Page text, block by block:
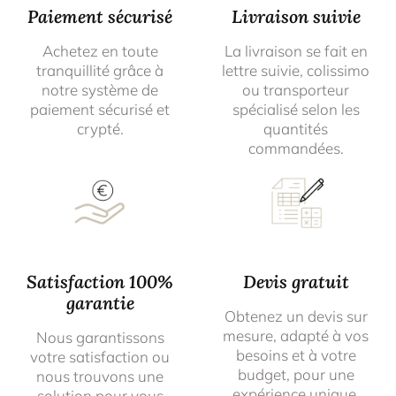
Paiement sécurisé
Achetez en toute
tranquillité grâce à
notre système de
paiement sécurisé et
crypté.
Livraison suivie
La livraison se fait en
lettre suivie, colissimo
ou transporteur
spécialisé selon les
quantités
commandées.
Satisfaction 100%
garantie
Nous garantissons
votre satisfaction ou
nous trouvons une
Devis gratuit
Obtenez un devis sur
mesure, adapté à vos
besoins et à votre
budget, pour une